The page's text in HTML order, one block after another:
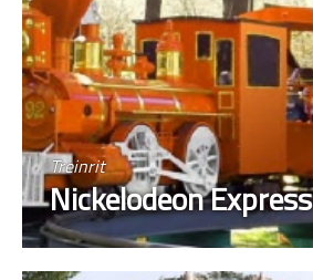
Treinrit
Nickelodeon Express